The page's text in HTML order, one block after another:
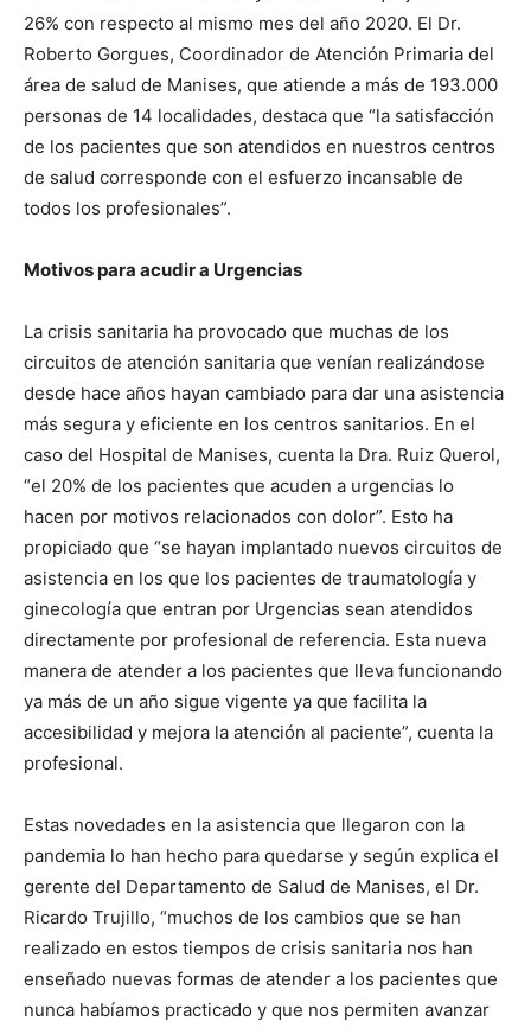
26% con respecto al mismo mes del año 2020. El Dr.
Roberto Gorgues, Coordinador de Atención Primaria del
área de salud de Manises, que atiende a más de 193.000
personas de 14 localidades, destaca que “la satisfacción
de los pacientes que son atendidos en nuestros centros
de salud corresponde con el esfuerzo incansable de
todos los profesionales”.
Motivos para acudir a Urgencias
La crisis sanitaria ha provocado que muchas de los
circuitos de atención sanitaria que venían realizándose
desde hace años hayan cambiado para dar una asistencia
más segura y eficiente en los centros sanitarios. En el
caso del Hospital de Manises, cuenta la Dra. Ruiz Querol,
“el 20% de los pacientes que acuden a urgencias lo
hacen por motivos relacionados con dolor”. Esto ha
propiciado que “se hayan implantado nuevos circuitos de
asistencia en los que los pacientes de traumatología y
ginecología que entran por Urgencias sean atendidos
directamente por profesional de referencia. Esta nueva
manera de atender a los pacientes que lleva funcionando
ya más de un año sigue vigente ya que facilita la
accesibilidad y mejora la atención al paciente”, cuenta la
profesional.
Estas novedades en la asistencia que llegaron con la
pandemia lo han hecho para quedarse y según explica el
gerente del Departamento de Salud de Manises, el Dr.
Ricardo Trujillo, “muchos de los cambios que se han
realizado en estos tiempos de crisis sanitaria nos han
enseñado nuevas formas de atender a los pacientes que
nunca habíamos practicado y que nos permiten avanzar